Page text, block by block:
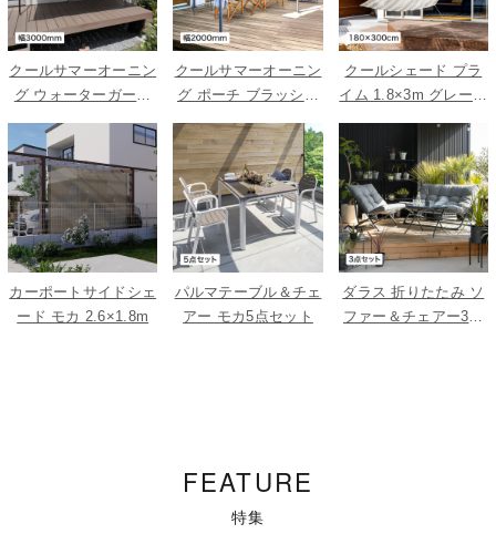
クールサマーオーニン
グ ウォーターガード
ベージュ 3000
クールサマーオーニン
グ ポーチ ブラッシュ
ウッド 2000
クールシェード プラ
イム 1.8×3m グレース
トライプ
カーポートサイドシェ
ード モカ 2.6×1.8m
パルマテーブル＆チェ
アー モカ5点セット
ダラス 折りたたみ ソ
ファー＆チェアー3点
FEATURE
特集